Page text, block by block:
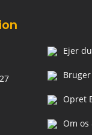
Ejer
Opret
Om